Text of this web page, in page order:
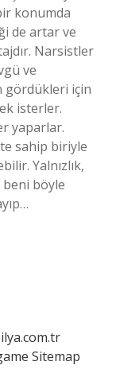
konumda
de artar ve
Narsistler
ve
gördükleri için
isterler.
yaparlar.
sahip biriyle
Yalnızlık,
böyle
Sitemap